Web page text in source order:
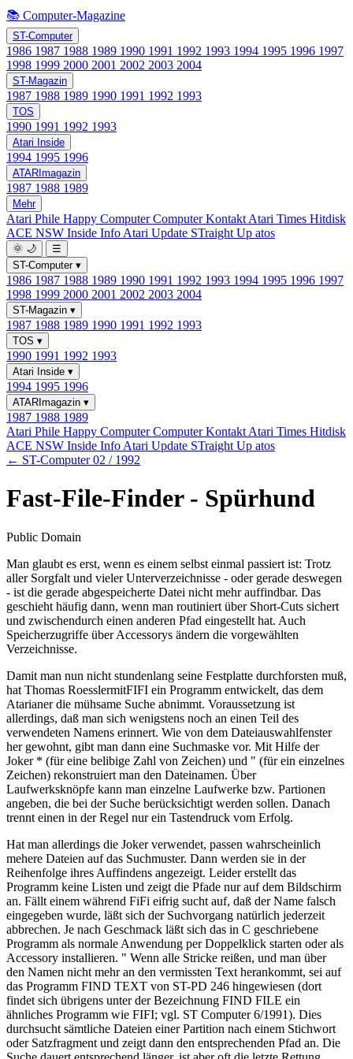
📚 Computer-Magazine
ST-Computer
1986 1987 1988 1989 1990 1991 1992 1993 1994 1995 1996 1997
1998 1999 2000 2001 2002 2003 2004
ST-Magazin
1987 1988 1989 1990 1991 1992 1993
TOS
1990 1991 1992 1993
Atari Inside
1994 1995 1996
ATARImagazin
1987 1988 1989
Mehr
Atari Phile Happy ComputerComputer Kontakt Atari Times Hitdisk
ACE NSW Inside Info Atari Update STraight Up atos
🌞 🌙
☰
ST-Computer ▾
1986 1987 1988 1989 1990 1991 1992 1993 1994 1995 1996 1997
1998 1999 2000 2001 2002 2003 2004
ST-Magazin ▾
1987 1988 1989 1990 1991 1992 1993
TOS ▾
1990 1991 1992 1993
Atari Inside ▾
1994 1995 1996
ATARImagazin ▾
1987 1988 1989
Atari Phile Happy ComputerComputer Kontakt Atari Times Hitdisk
ACE NSW Inside Info Atari Update STraight Up atos
← ST-Computer 02 / 1992
Fast-File-Finder - Spürhund
Public Domain
Man glaubt es erst, wenn es einem selbst einmal passiert ist: Trotz
aller Sorgfalt und vieler Unterverzeichnisse - oder gerade deswegen
- ist die gerade abgespeicherte Datei nicht mehr auffindbar. Das
geschieht häufig dann, wenn man routiniert über Short-Cuts sichert
und zwischendurch einen anderen Pfad eingestellt hat. Auch
Speicherzugriffe über Accessorys ändern die vorgewählten
Verzeichnisse.
Damit man nun nicht stundenlang seine Festplatte durchforsten muß,
hat Thomas RoesslermitFIFI ein Programm entwickelt, das dem
Atarianer die mühsame Suche abnimmt. Voraussetzung ist
allerdings, daß man sich wenigstens noch an einen Teil des
verwendeten Namens erinnert. Wie von dem Dateiauswahlfenster
her gewohnt, gibt man dann eine Suchmaske vor. Mit Hilfe der
Joker * (für eine belibige Zahl von Zeichen) und " (für ein einzelnes
Zeichen) rekonstruiert man den Dateinamen. Über
Laufwerksknöpfe kann man einzelne Laufwerke bzw. Partionen
angeben, die bei der Suche berücksichtigt werden sollen. Danach
trennt einen in der Regel nur ein Tastendruck vom Erfolg.
Hat man allerdings die Joker verwendet, passen wahrscheinlich
mehere Dateien auf das Suchmuster. Dann werden sie in der
Reihenfolge ihres Auffindens angezeigt. Leider erstellt das
Programm keine Listen und zeigt die Pfade nur auf dem Bildschirm
an. Fällt einem während FiFi eifrig sucht auf, daß der Name falsch
eingegeben wurde, läßt sich der Suchvorgang natürlich jederzeit
abbrechen. Je nach Geschmack läßt sich das in C geschriebene
Programm als normale Anwendung per Doppelklick starten oder als
Accessory installieren. " Wenn alle Stricke reißen, und man über
den Namen nicht mehr an den vermissten Text herankommt, sei auf
das Programm FIND TEXT von ST-PD 246 hingewiesen (dort
findet sich übrigens unter der Bezeichnung FIND FILE ein
ähnliches Programm wie FIFI; vgl. ST Computer 6/1991). Dies
durchsucht sämtliche Dateien einer Partition nach einem Stichwort
oder Satzfragment und zeigt dann den entsprechenden Pfad an. Die